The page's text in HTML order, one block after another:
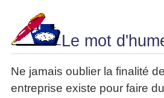
Le mot
Ne jamais oublier la finalité
entreprise existe pour faire